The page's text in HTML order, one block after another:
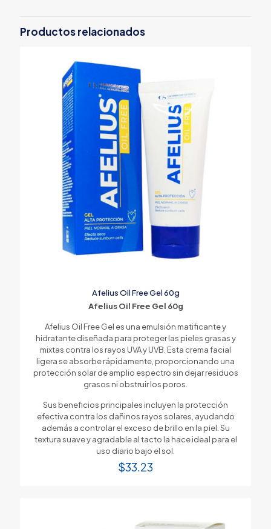
Productos relacionados
Afelius Oil Free Gel 60g
Afelius Oil Free Gel 60g
Afelius Oil Free Gel es una emulsión matificante y
hidratante diseñada para proteger las pieles grasas y
mixtas contra los rayos UVA y UVB. Esta crema facial
ligera se absorbe rápidamente, proporcionando una
protección solar de amplio espectro sin dejar residuos
grasos ni obstruir los poros.
Sus beneficios principales incluyen la protección
efectiva contra los dañinos rayos solares, ayudando
además a controlar el exceso de brillo en la piel. Su
textura suave y agradable al tacto la hace ideal para el
uso diario bajo el sol.
$33.23